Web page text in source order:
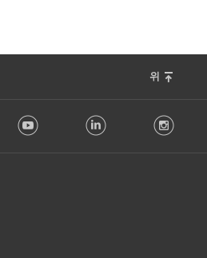
위
Youtube LinkedIn